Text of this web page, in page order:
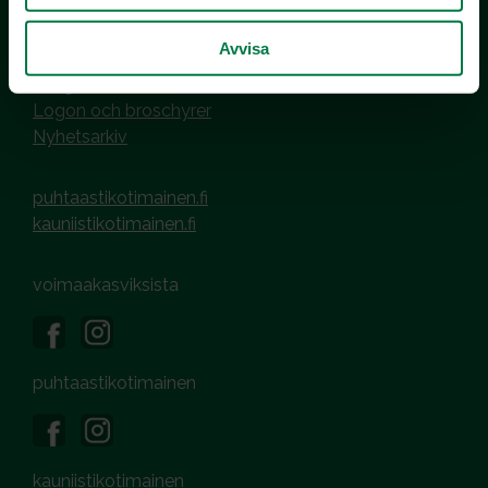
Avvisa
MEDIER OCH MATERIAL
Logon och broschyrer
Nyhetsarkiv
puhtaastikotimainen.fi
kauniistikotimainen.fi
voimaakasviksista
puhtaastikotimainen
kauniistikotimainen